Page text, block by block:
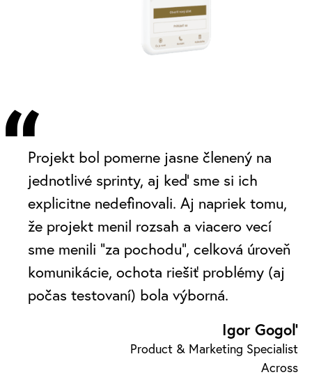
“Projekt bol pomerne jasne členený na
jednotlivé sprinty, aj keď sme si ich
explicitne nedefinovali. Aj napriek tomu,
že projekt menil rozsah a viacero vecí
sme menili “za pochodu”, celková úroveň
komunikácie, ochota riešiť problémy (aj
počas testovaní) bola výborná.
Igor Gogoľ
Product & Marketing Specialist
Across